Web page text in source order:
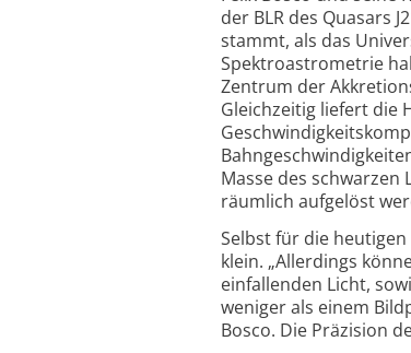
der BLR des Quasars
stammt, als das
Spektroastrometrie
Zentrum der
Gleichzeitig liefert die
Masse des
räumlich aufgelöst
Selbst für die
klein. „Allerdings
einfallenden Licht,
weniger als einem
Bosco. Die Präzision